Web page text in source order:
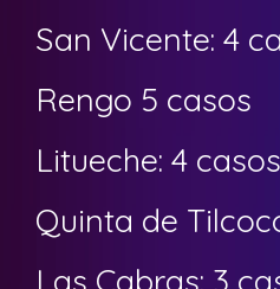
San Vicente: 4
Rengo 5 casos
Litueche: 4 casos
Quinta de
Las Cabras: 3